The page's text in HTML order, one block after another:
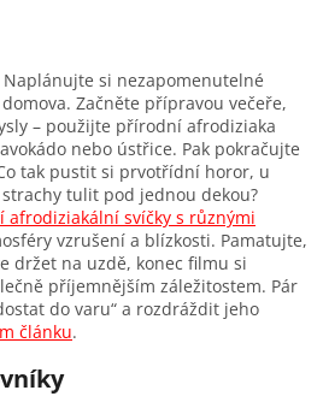
si nezapomenutelné
Začněte přípravou večeře,
– použijte přírodní afrodiziaka
nebo ústřice. Pak pokračujte
tak pustit si prvotřídní horor, u
tulit pod jednou dekou?
afrodiziakální svíčky s různými
vzrušení a blízkosti. Pamatujte,
držet na uzdě, konec filmu si
příjemnějším záležitostem. Pár
do varu“ a rozdráždit jeho
článku.